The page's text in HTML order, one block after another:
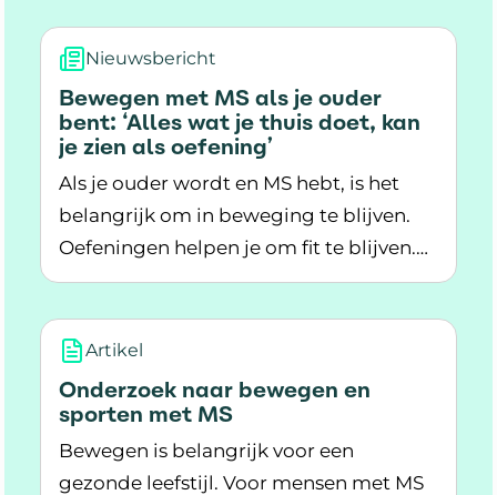
activiteiten gaan. Wat helpt om genoeg
te bewegen als je MS hebt?
Nieuwsbericht
Bewegen met MS als je ouder
bent: ‘Alles wat je thuis doet, kan
je zien als oefening’
Als je ouder wordt en MS hebt, is het
belangrijk om in beweging te blijven.
Oefeningen helpen je om fit te blijven.
Fysiotherapeut Chloe Balland legt uit
Lees meer over Bewegen met MS als je ouder
Artikel
Onderzoek naar bewegen en
sporten met MS
Bewegen is belangrijk voor een
gezonde leefstijl. Voor mensen met MS